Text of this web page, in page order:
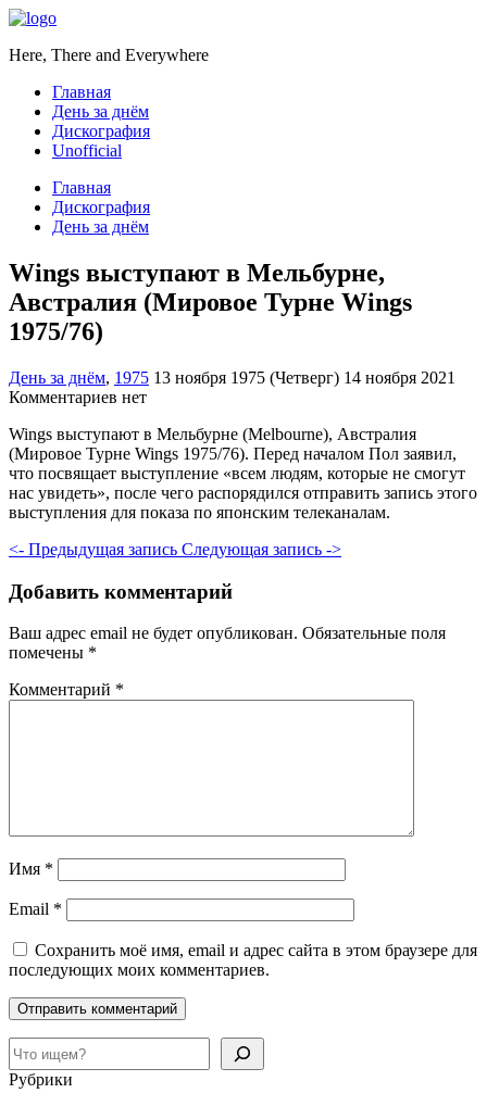
Here, There and Everywhere
Главная
День за днём
Дискография
Unofficial
Главная
Дискография
День за днём
Wings выступают в Мельбурне,
Австралия (Мировое Турне Wings
1975/76)
День за днём, 1975 13 ноября 1975 (Четверг) 14 ноября 2021
Комментариев нет
Wings выступают в Мельбурне (Melbourne), Австралия
(Мировое Турне Wings 1975/76). Перед началом Пол заявил,
что посвящает выступление «всем людям, которые не смогут
нас увидеть», после чего распорядился отправить запись этого
выступления для показа по японским телеканалам.
<- Предыдущая запись Следующая запись ->
Добавить комментарий
Ваш адрес email не будет опубликован. Обязательные поля
помечены *
Комментарий *
Имя *
Email *
Сохранить моё имя, email и адрес сайта в этом браузере для
последующих моих комментариев.
Поиск
Рубрики